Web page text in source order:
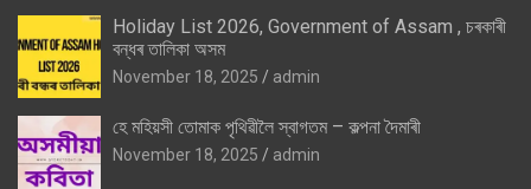
Holiday List 2026, Government of Assam , চৰকাৰী
বন্ধৰ তালিকা অসম
November 18, 2025 admin
হে মহিয়সী তোমাক পৃথিৱীলৈ স্বাগতম – কল্পনা দৈমাৰী
November 18, 2025 admin